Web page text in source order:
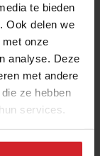
te bieden
Ook delen we
onze
analyse. Deze
met andere
ze hebben
services.
authentieke
juli 2024 | 5 min